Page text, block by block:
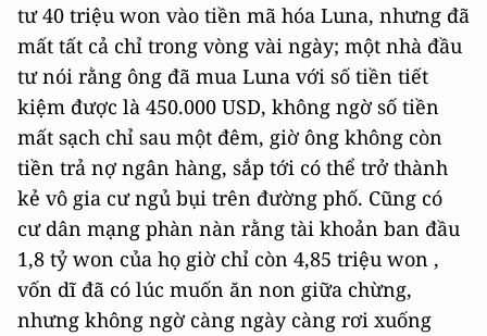
tư 40 triệu won vào tiền mã hóa Luna, nhưng đã
mất tất cả chỉ trong vòng vài ngày; một nhà đầu
tư nói rằng ông đã mua Luna với số tiền tiết
kiệm được là 450.000 USD, không ngờ số tiền
mất sạch chỉ sau một đêm, giờ ông không còn
tiền trả nợ ngân hàng, sắp tới có thể trở thành
kẻ vô gia cư ngủ bụi trên đường phố. Cũng có
cư dân mạng phàn nàn rằng tài khoản ban đầu
1,8 tỷ won của họ giờ chỉ còn 4,85 triệu won ,
vốn dĩ đã có lúc muốn ăn non giữa chừng,
nhưng không ngờ càng ngày càng rơi xuống